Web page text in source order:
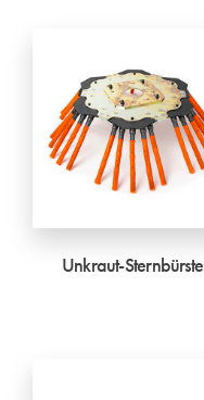
Unkraut-Sternbürste